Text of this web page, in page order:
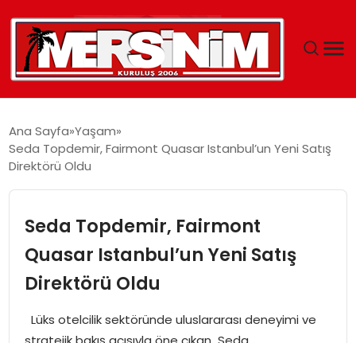
YAŞAM
EĞITIM
SPOR
Ana Sayfa Yaşam
Seda Topdemir, Fairmont Quasar Istanbul’un Yeni Satış
Direktörü Oldu
Seda Topdemir, Fairmont
Quasar Istanbul’un Yeni Satış
Direktörü Oldu
Lüks otelcilik sektöründe uluslararası deneyimi ve